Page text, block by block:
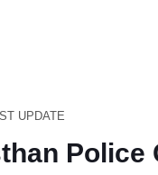
UPDATE
Police